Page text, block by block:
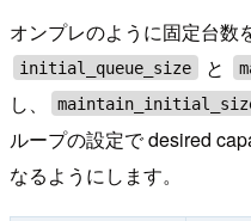
オンプレのように固定台数
initial_queue_size と
し、
ループの設定で desired
なるようにします。